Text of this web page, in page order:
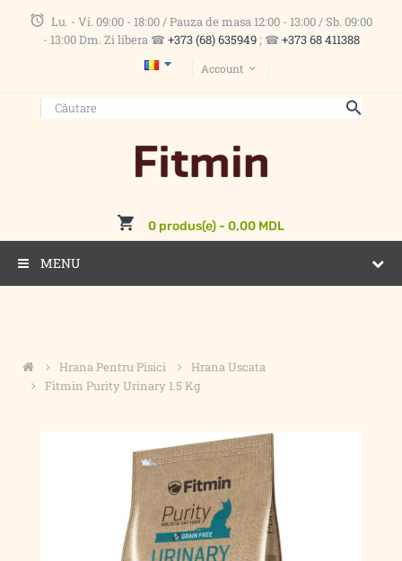
Lu. - Vi. 09:00 - 18:00 / Pauza de masa 12:00 - 13:00 / Sb. 09:00
- 13:00 Dm. Zi libera ☎+373 (68) 635949; ☎+373 68 411388
Account
0 produs(e) - 0,00 MDL
MENU
Hrana Pentru Pisici
Hrana Uscata
Fitmin Purity Urinary 1.5 Kg